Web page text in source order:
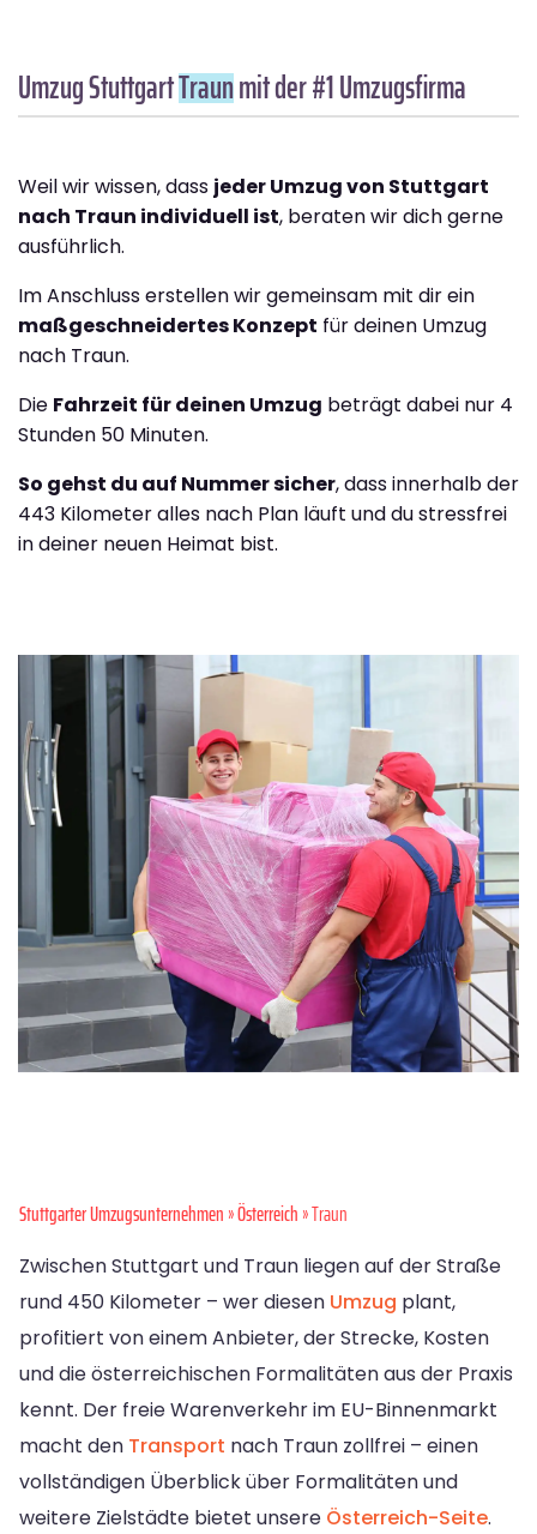
Umzug StuttgartTraunmit der #1 Umzugsfirma
Weil wir wissen, dass jeder Umzug von Stuttgart
nach Traun individuell ist, beraten wir dich gerne
ausführlich.
Im Anschluss erstellen wir gemeinsam mit dir ein
maßgeschneidertes Konzept für deinen Umzug
nach Traun.
Die Fahrzeit für deinen Umzug beträgt dabei nur 4
Stunden 50 Minuten.
So gehst du auf Nummer sicher, dass innerhalb der
443 Kilometer alles nach Plan läuft und du stressfrei
in deiner neuen Heimat bist.
Stuttgarter Umzugsunternehmen»Österreich» Traun
Zwischen Stuttgart und Traun liegen auf der Straße
rund 450 Kilometer – wer diesen Umzug plant,
profitiert von einem Anbieter, der Strecke, Kosten
und die österreichischen Formalitäten aus der Praxis
kennt. Der freie Warenverkehr im EU-Binnenmarkt
macht den Transport nach Traun zollfrei – einen
vollständigen Überblick über Formalitäten und
weitere Zielstädte bietet unsere Österreich-Seite.